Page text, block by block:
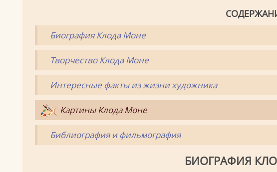
Биография Клода Моне
Творчество Клода Моне
Интересные факты из жизни художника
Картины Клода Моне
Библиография и фильмография
БИОГРАФИЯ